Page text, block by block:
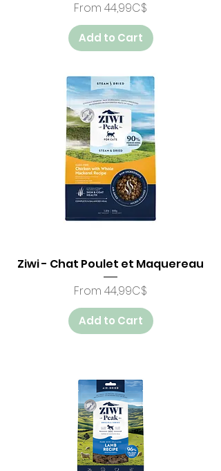
Price
From 44,99C$
Add to Cart
Ziwi - Chat Poulet et Maquereau
Price
From 44,99C$
Add to Cart